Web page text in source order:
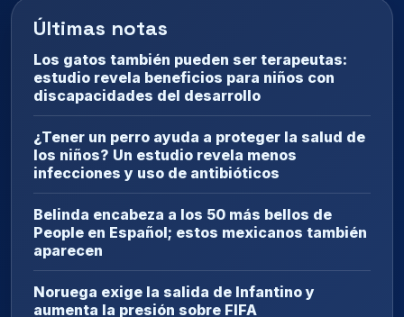
Últimas notas
Los gatos también pueden ser terapeutas:
estudio revela beneficios para niños con
discapacidades del desarrollo
¿Tener un perro ayuda a proteger la salud de
los niños? Un estudio revela menos
infecciones y uso de antibióticos
Belinda encabeza a los 50 más bellos de
People en Español; estos mexicanos también
aparecen
Noruega exige la salida de Infantino y
aumenta la presión sobre FIFA